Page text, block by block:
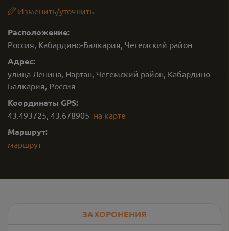
Изменить/уточнить
Расположение:
Россия, Кабардино-Балкария, Чегемский район
Адрес:
улица Ленина, Нартан, Чегемский район, Кабардино-
Балкария, Россия
Координаты GPS:
43.493725, 43.678905 на карте
Маршрут:
маршрут
ЗАХОРОНЕНИЯ